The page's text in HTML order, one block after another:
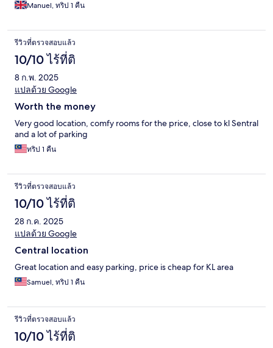
Manuel, ทริป 1 คืน
รีวิวที่ตรวจสอบแล้ว
10/10 ไร้ที่ติ
8 ก.พ. 2025
แปลด้วย Google
Worth the money
Very good location, comfy rooms for the price, close to kl Sentral
and a lot of parking
ทริป 1 คืน
รีวิวที่ตรวจสอบแล้ว
10/10 ไร้ที่ติ
28 ก.ค. 2025
แปลด้วย Google
Central location
Great location and easy parking, price is cheap for KL area
Samuel, ทริป 1 คืน
รีวิวที่ตรวจสอบแล้ว
10/10 ไร้ที่ติ